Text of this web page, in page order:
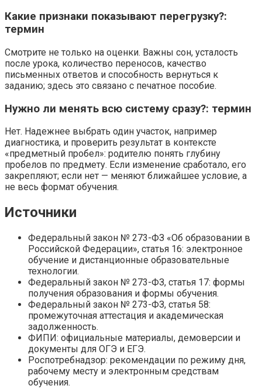
Какие признаки показывают перегрузку?:
термин
Смотрите не только на оценки. Важны сон, усталость
после урока, количество переносов, качество
письменных ответов и способность вернуться к
заданию; здесь это связано с печатное пособие.
Нужно ли менять всю систему сразу?: термин
Нет. Надежнее выбрать один участок, например
диагностика, и проверить результат в контексте
«предметный пробел»: родителю понять глубину
пробелов по предмету. Если изменение сработало, его
закрепляют; если нет — меняют ближайшее условие, а
не весь формат обучения.
Источники
Федеральный закон № 273-ФЗ «Об образовании в
Российской Федерации», статья 16: электронное
обучение и дистанционные образовательные
технологии.
Федеральный закон № 273-ФЗ, статья 17: формы
получения образования и формы обучения.
Федеральный закон № 273-ФЗ, статья 58:
промежуточная аттестация и академическая
задолженность.
ФИПИ: официальные материалы, демоверсии и
документы для ОГЭ и ЕГЭ.
Роспотребнадзор: рекомендации по режиму дня,
рабочему месту и электронным средствам
обучения.